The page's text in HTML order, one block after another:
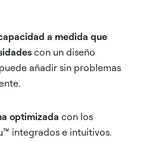
a medida que
con un diseño
añadir sin problemas
optimizada con los
integrados e intuitivos.